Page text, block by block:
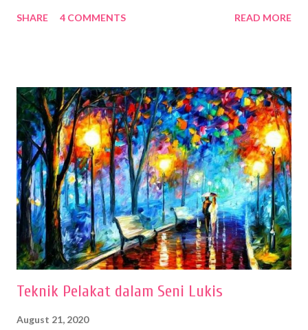
sehingga hasilnya bisa dilihat. Peran alat dan bahan sangat
memiliki spesifikasi berbeda sesuai jenisnya. Berikut peralatan
menggambar bentuk: 1. Kertas Gambar Kegiatan menggambar
membutuhkan kertas yang baik agar proses pembuatan gambar lebih
nyaman dan maksimal. Bahan kertas yang baik salah satu syaratnya
adalah tidak mudah sobek, mengingat menggambar merupakan
proses menggores dan menghapus. Kertas adalah bahan yang paling
ideal digunakan untuk menggambar. Dalam menggambar
menggunakan pen...
SHARE 4 COMMENTS READ MORE
Teknik Pelakat dalam Seni Lukis
August 21, 2020